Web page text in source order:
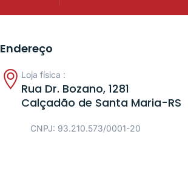
Endereço
Loja física :
Rua Dr. Bozano, 1281
Calçadão de Santa Maria-RS
CNPJ: 93.210.573/0001-20